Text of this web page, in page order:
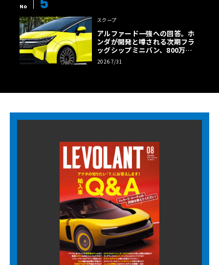
No
スクープ
アルファード一強への回答。ホ
ンダが開発と噂される次期フラ
ッグシップミニバン、800万円
超の勝算【予想CG】
2026 7/31